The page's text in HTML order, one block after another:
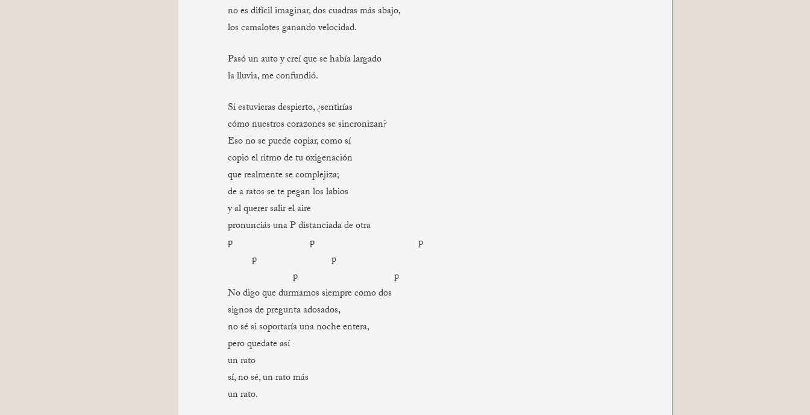
no es difícil imaginar, dos cuadras más abajo,
los camalotes ganando velocidad.
Pasó un auto y creí que se había largado
la lluvia, me confundió.
Si estuvieras despierto, ¿sentirías
cómo nuestros corazones se sincronizan?
Eso no se puede copiar, como sí
copio el ritmo de tu oxigenación
que realmente se complejiza;
de a ratos se te pegan los labios
y al querer salir el aire
pronunciás una P distanciada de otra
p p p
p p
p p
No digo que durmamos siempre como dos
signos de pregunta adosados,
no sé si soportaría una noche entera,
pero quedate así
un rato
sí, no sé, un rato más
un rato.